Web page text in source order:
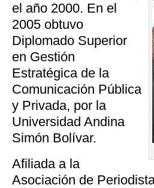
el año 2000. En el
2005 obtuvo
Diplomado Superior
en Gestión
Estratégica de la
Comunicación Pública
y Privada, por la
Universidad Andina
Simón Bolívar.
Afiliada a la
Asociación de